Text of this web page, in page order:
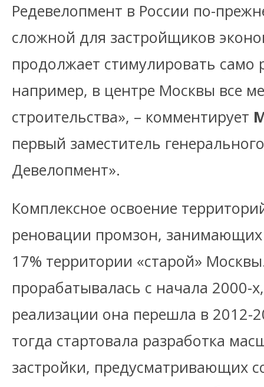
Редевелопмент в России по-
сложной для застройщиков
продолжает стимулировать само
например, в центре Москвы все
строительства», – комментирует
первый заместитель
Девелопмент».
Комплексное освоение
реновации промзон,
17% территории «старой»
прорабатывалась с начала 2000-
реализации она перешла в 2012-
тогда стартовала разработка
застройки, предусматривающих